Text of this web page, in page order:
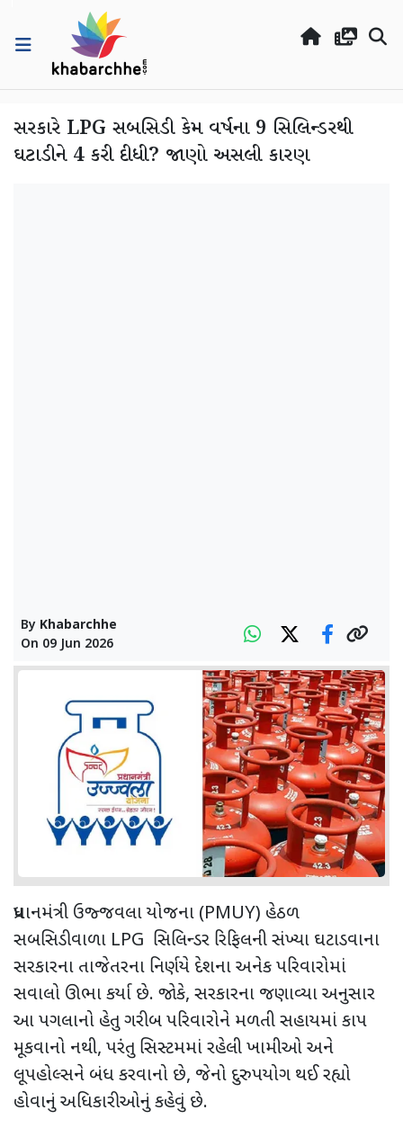
સરકારે LPG સબસિડી કેમ વર્ષના 9 સિલિન્ડરથી
ઘટાડીને 4 કરી દીધી? જાણો અસલી કારણ
By Khabarchhe
On 09 Jun 2026
પ્રધાનમંત્રી ઉજ્જવલા યોજના (PMUY) હેઠળ
સબસિડીવાળા LPG સિલિન્ડર રિફિલની સંખ્યા ઘટાડવાના
સરકારના તાજેતરના નિર્ણયે દેશના અનેક પરિવારોમાં
સવાલો ઊભા કર્યા છે. જોકે, સરકારના જણાવ્યા અનુસાર
આ પગલાનો હેતુ ગરીબ પરિવારોને મળતી સહાયમાં કાપ
મૂકવાનો નથી, પરંતુ સિસ્ટમમાં રહેલી ખામીઓ અને
લૂપહોલ્સને બંધ કરવાનો છે, જેનો દુરુપયોગ થઈ રહ્યો
હોવાનું અધિકારીઓનું કહેવું છે.